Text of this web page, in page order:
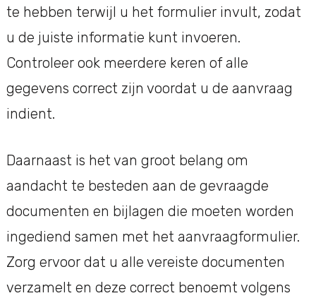
te hebben terwijl u het formulier invult, zodat
u de juiste informatie kunt invoeren.
Controleer ook meerdere keren of alle
gegevens correct zijn voordat u de aanvraag
indient.
Daarnaast is het van groot belang om
aandacht te besteden aan de gevraagde
documenten en bijlagen die moeten worden
ingediend samen met het aanvraagformulier.
Zorg ervoor dat u alle vereiste documenten
verzamelt en deze correct benoemt volgens